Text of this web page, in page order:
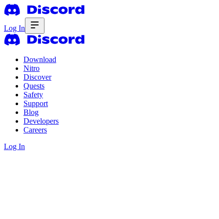
Log In
Download
Nitro
Discover
Quests
Safety
Support
Blog
Developers
Careers
Log In